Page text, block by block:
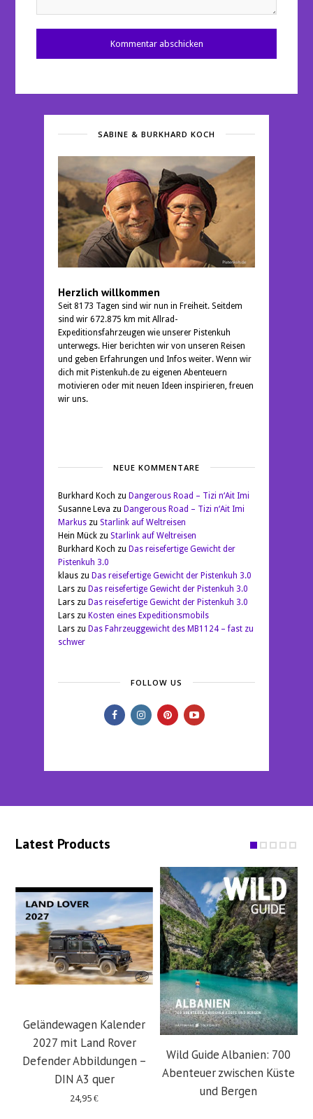
SABINE & BURKHARD KOCH
Herzlich willkommen
Seit 8173 Tagen sind wir nun in Freiheit. Seitdem
sind wir 672.875 km mit Allrad-
Expeditionsfahrzeugen wie unserer Pistenkuh
unterwegs. Hier berichten wir von unseren Reisen
und geben Erfahrungen und Infos weiter. Wenn wir
dich mit Pistenkuh.de zu eigenen Abenteuern
motivieren oder mit neuen Ideen inspirieren, freuen
wir uns.
NEUE KOMMENTARE
Burkhard Koch zu Dangerous Road – Tizi n‘Ait Imi
Susanne Leva zu Dangerous Road – Tizi n‘Ait Imi
Markuszu Starlink auf Weltreisen
Hein Mückzu Starlink auf Weltreisen
Burkhard Koch zu Das reisefertige Gewicht der
Pistenkuh 3.0
klauszu Das reisefertige Gewicht der Pistenkuh 3.0
Larszu Das reisefertige Gewicht der Pistenkuh 3.0
Larszu Das reisefertige Gewicht der Pistenkuh 3.0
Larszu Kosten eines Expeditionsmobils
Larszu Das Fahrzeuggewicht des MB1124 – fast zu
schwer
FOLLOW US
Latest Products
Geländewagen Kalender
2027 mit Land Rover
Defender Abbildungen –
DIN A3 quer
24,95€
Wild Guide Albanien: 700
Abenteuer zwischen Küste
und Bergen